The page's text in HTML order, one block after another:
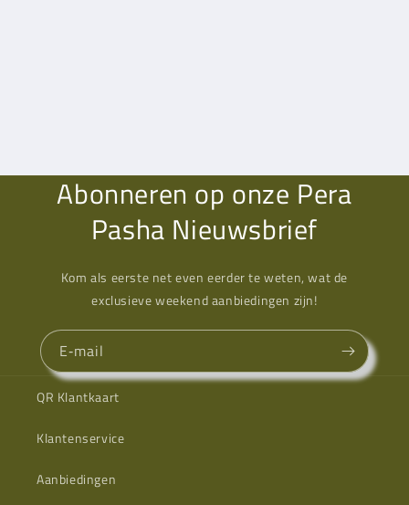
Abonneren op onze Pera
Pasha Nieuwsbrief
Kom als eerste net even eerder te weten, wat de
exclusieve weekend aanbiedingen zijn!
E‑mail
QR Klantkaart
Klantenservice
Aanbiedingen